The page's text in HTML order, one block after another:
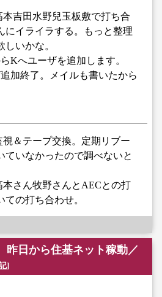
本吉田水野兒玉板敷で打ち合
にイライラする。もっと整理
しいかな。
Kへユーザを追加します。
加終了。メイルも書いたから
視＆テープ交換。定期リブー
ていなかったので調べないと
本さん牧野さんとAECとの打
ての打ち合わせ。
昨日から住基ネット稼動／
]